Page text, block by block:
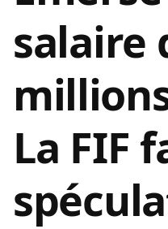
salaire
La FIF